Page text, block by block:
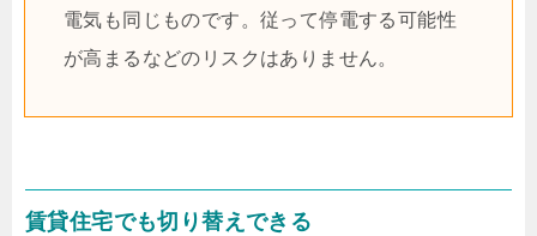
電気も同じものです。従って停電する可能性
が高まるなどのリスクはありません。
賃貸住宅でも切り替えできる